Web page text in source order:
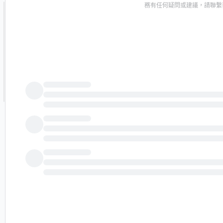
務有任何疑問或建議，請聯